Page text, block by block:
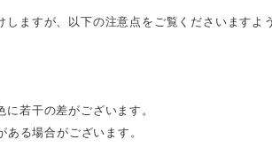
ますが、以下の注意点をご覧くださいますよ
若干の差がございます。
る場合がございます。